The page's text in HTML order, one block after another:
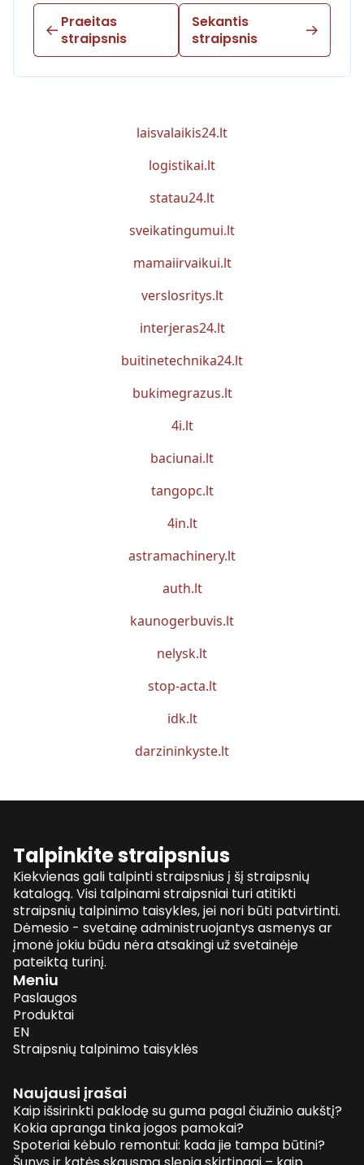
Praeitas
straipsnis
Sekantis
straipsnis
laisvalaikis24.lt
logistikai.lt
statau24.lt
sveikatingumui.lt
mamaiirvaikui.lt
verslosritys.lt
interjeras24.lt
buitinetechnika24.lt
bukimegrazus.lt
4i.lt
baciunai.lt
tangopc.lt
4in.lt
astramachinery.lt
auth.lt
kaunogerbuvis.lt
nelysk.lt
stop-acta.lt
idk.lt
darzininkyste.lt
Talpinkite straipsnius
Kiekvienas gali talpinti straipsnius į šį straipsnių
katalogą. Visi talpinami straipsniai turi atitikti
straipsnių talpinimo taisykles, jei nori būti patvirtinti.
Dėmesio - svetainę administruojantys asmenys ar
įmonė jokiu būdu nėra atsakingi už svetainėje
pateiktą turinį.
Meniu
Paslaugos
Produktai
EN
Straipsnių talpinimo taisyklės
Naujausi įrašai
Kaip išsirinkti paklodę su guma pagal čiužinio aukštį?
Kokia apranga tinka jogos pamokai?
Spoteriai kėbulo remontui: kada jie tampa būtini?